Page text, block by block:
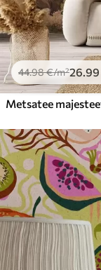
44.98€/m²26.99